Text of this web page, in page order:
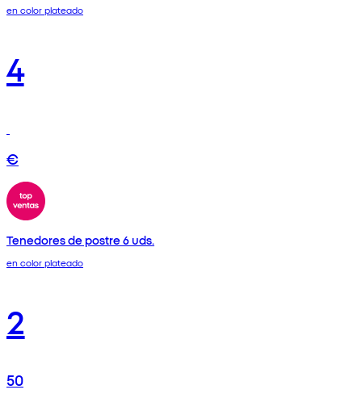
en color plateado
4
€
Tenedores de postre 6 uds.
en color plateado
2
50